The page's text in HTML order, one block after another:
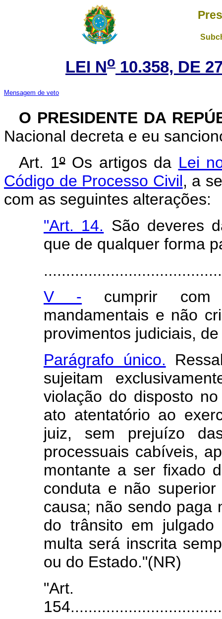
LEI No 10.358, DE
Mensagem de veto
O PRESIDENTE DA
Nacional decreta e eu
Art. 1ºOs artigos da Lei
Código de Processo Civil, a
com as seguintes alterações:
"Art. 14. São deveres
que de qualquer forma
V - cumprir com
mandamentais e não
provimentos judiciais,
Parágrafo único.
sujeitam
violação do disposto
ato atentatório ao
juiz, sem prejuízo
processuais cabíveis,
montante a ser fixado
conduta e não
causa; não sendo paga
do trânsito em
multa será inscrita
ou do Estado."(NR)
"Art.